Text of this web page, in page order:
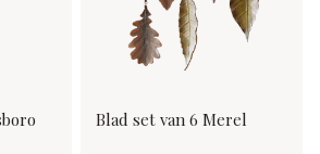
Blad set van 6 Merel